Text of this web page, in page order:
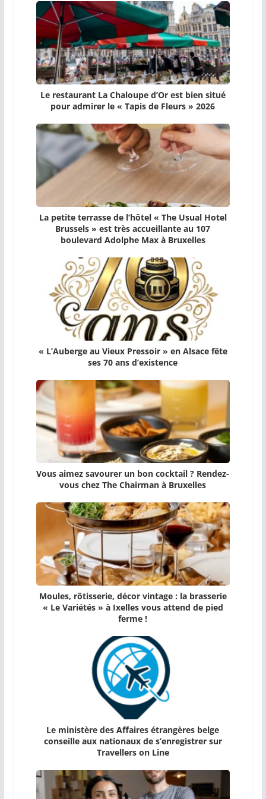
Le restaurant La Chaloupe d’Or est bien situé
pour admirer le « Tapis de Fleurs » 2026
La petite terrasse de l’hôtel « The Usual Hotel
Brussels » est très accueillante au 107
boulevard Adolphe Max à Bruxelles
« L’Auberge au Vieux Pressoir » en Alsace fête
ses 70 ans d’existence
Vous aimez savourer un bon cocktail ? Rendez-
vous chez The Chairman à Bruxelles
Moules, rôtisserie, décor vintage : la brasserie
« Le Variétés » à Ixelles vous attend de pied
ferme !
Le ministère des Affaires étrangères belge
conseille aux nationaux de s’enregistrer sur
Travellers on Line